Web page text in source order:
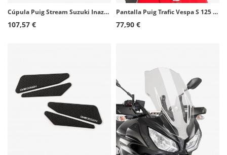
Cúpula Puig Stream Suzuki Inazuma Azul 6856A
107,57 €
Pantalla Puig Trafic Vespa S 125 (07-11), S 50 (08-14) Transparente 5844W
77,90 €